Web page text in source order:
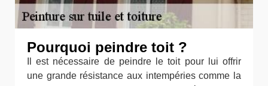
Pourquoi peindre toit ?
Il est nécessaire de peindre le toit pour lui offrir
une grande résistance aux intempéries comme la